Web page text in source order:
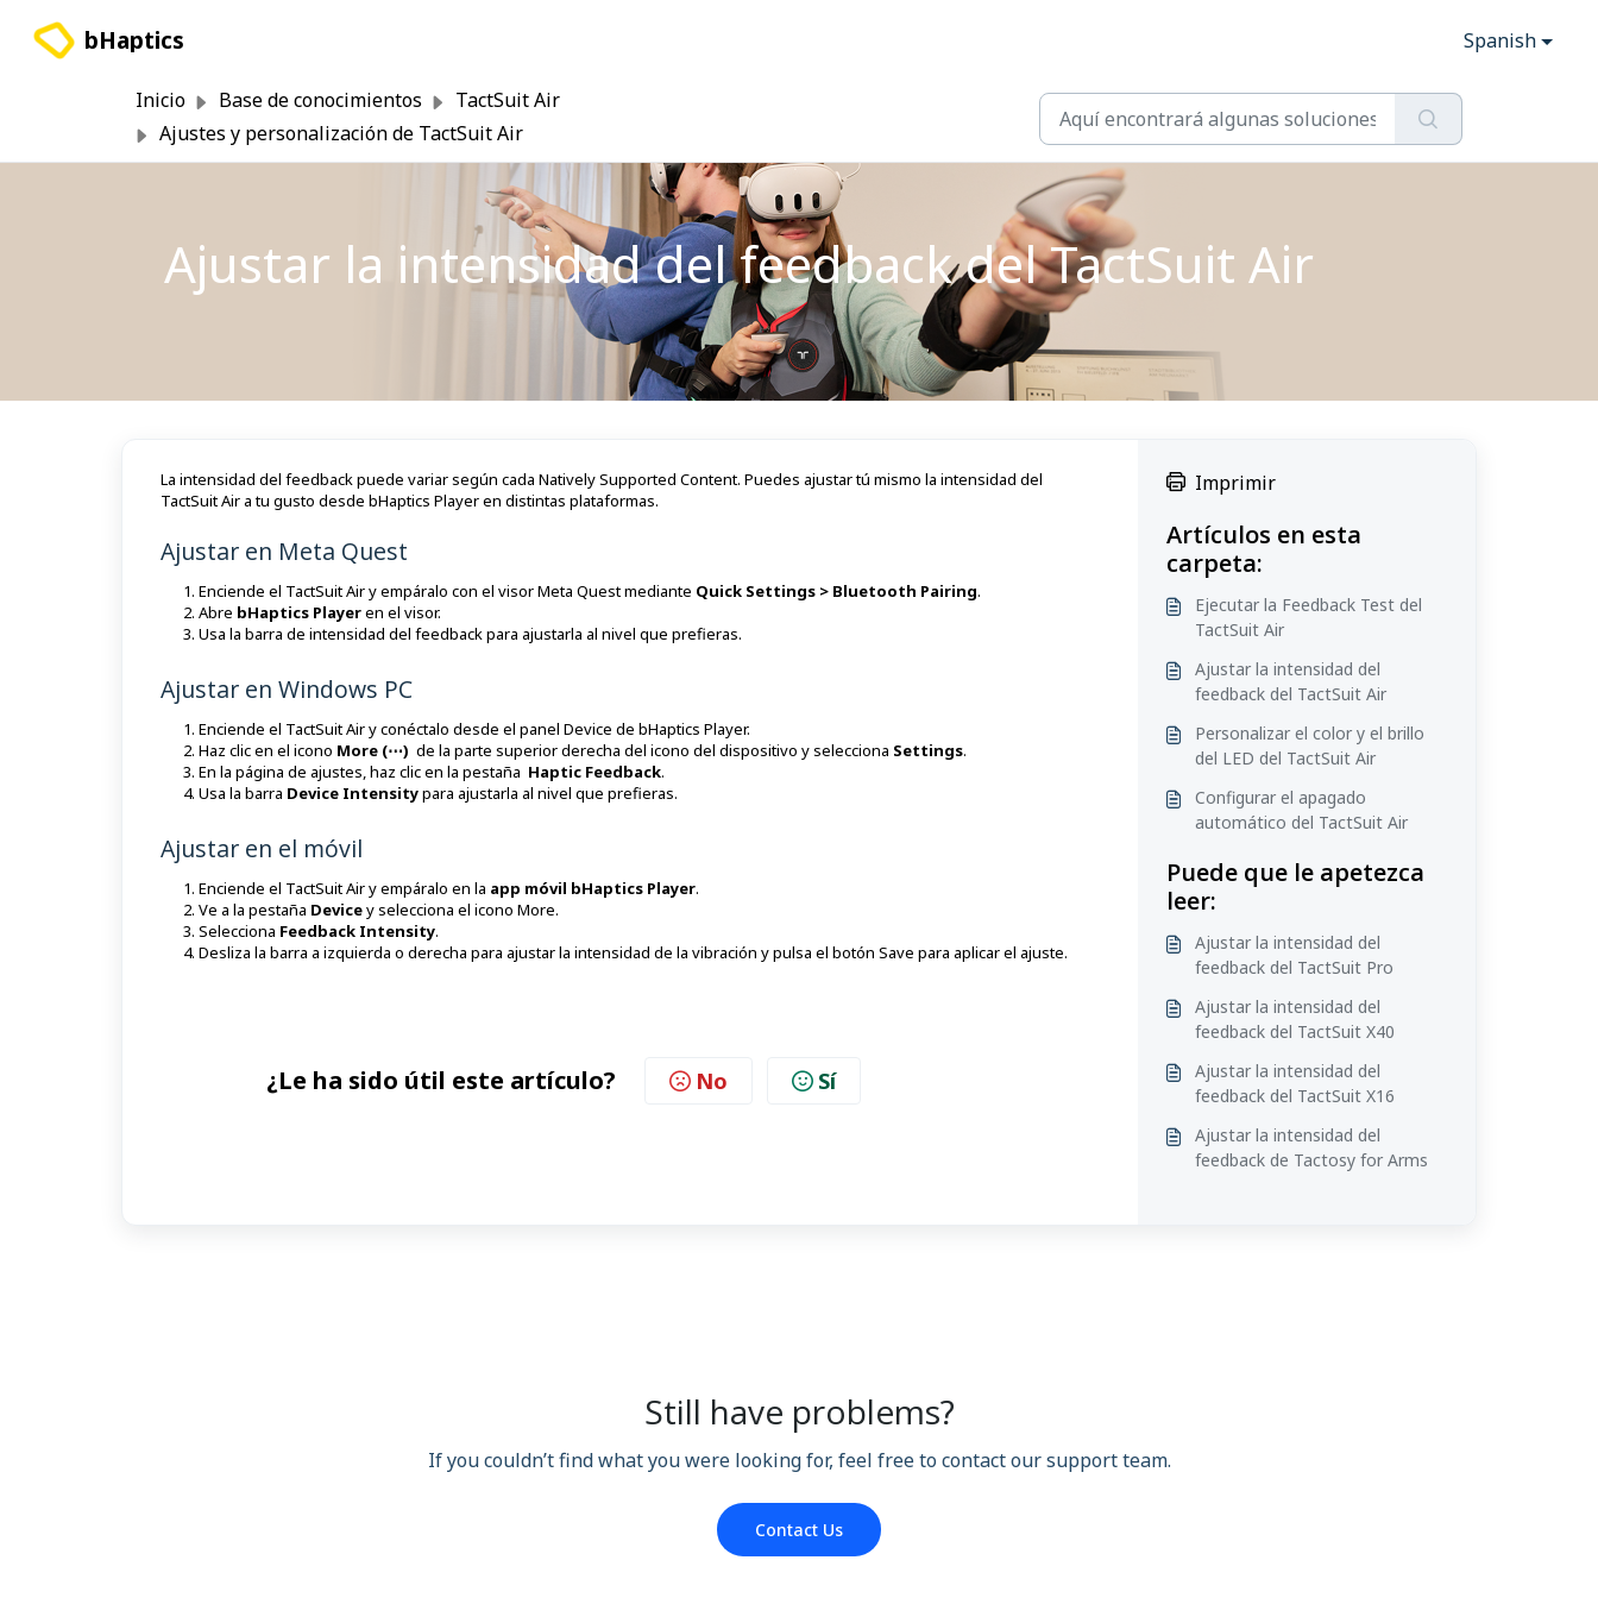
bHaptics Spanish
Inicio Base de conocimientos
TactSuit Air
Ajustes y personalización de TactSuit Air
Ajustar la intensidad del feedback del TactSuit Air
La intensidad del feedback puede variar según cada Natively Supported Content. Puedes ajustar tú mismo la intensidad del
TactSuit Air a tu gusto desde bHaptics Player en distintas plataformas.
Ajustar en Meta Quest
Enciende el TactSuit Air y empáralo con el visor Meta Quest mediante Quick Settings > Bluetooth Pairing.
Abre bHaptics Playeren el visor.
Usa la barra de intensidad del feedback para ajustarla al nivel que prefieras.
Ajustar en Windows PC
Enciende el TactSuit Air y conéctalo desde el panel Device de bHaptics Player.
Haz clic en el icono More (⋯) de la parte superior derecha del icono del dispositivo y selecciona Settings.
En la página de ajustes, haz clic en la pestaña Haptic Feedback.
Usa la barra Device Intensitypara ajustarla al nivel que prefieras.
Ajustar en el móvil
Enciende el TactSuit Air y empáralo en la app móvil bHaptics Player.
Ve a la pestaña Devicey selecciona el icono More.
Selecciona Feedback Intensity.
Desliza la barra a izquierda o derecha para ajustar la intensidad de la vibración y pulsa el botón Save para aplicar el ajuste.
¿Le ha sido útil este artículo? No Sí
Imprimir
Artículos en esta
carpeta:
Ejecutar la Feedback Test del
TactSuit Air
Ajustar la intensidad del
feedback del TactSuit Air
Personalizar el color y el brillo
del LED del TactSuit Air
Configurar el apagado
automático del TactSuit Air
Puede que le apetezca
leer:
Ajustar la intensidad del
feedback del TactSuit Pro
Ajustar la intensidad del
feedback del TactSuit X40
Ajustar la intensidad del
feedback del TactSuit X16
Ajustar la intensidad del
feedback de Tactosy for Arms
Still have problems?
If you couldn’t find what you were looking for, feel free to contact our support team.